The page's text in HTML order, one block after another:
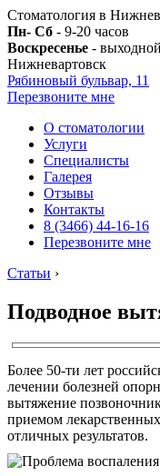
Стоматология в
Пн- Сб - 9-20 часов
Воскресенье - выходной
Нижневартовск
Рябиновый бульвар, 11
Перезвоните мне
О стоматологии
Услуги
Специалисты
Галерея
Отзывы
Контакты
8 (3466) 44-16-16
Перезвоните мне
Статьи ›
Подводное
Более 50-ти лет
лечении болезней
вытяжение
приемом
отличных результатов.